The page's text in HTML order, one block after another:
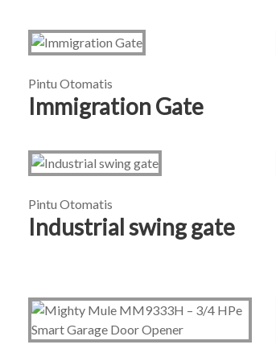
Pintu Otomatis
Immigration Gate
Pintu Otomatis
Industrial swing gate